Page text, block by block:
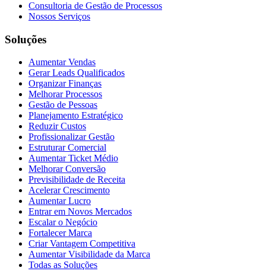
Consultoria de Gestão de Processos
Nossos Serviços
Soluções
Aumentar Vendas
Gerar Leads Qualificados
Organizar Finanças
Melhorar Processos
Gestão de Pessoas
Planejamento Estratégico
Reduzir Custos
Profissionalizar Gestão
Estruturar Comercial
Aumentar Ticket Médio
Melhorar Conversão
Previsibilidade de Receita
Acelerar Crescimento
Aumentar Lucro
Entrar em Novos Mercados
Escalar o Negócio
Fortalecer Marca
Criar Vantagem Competitiva
Aumentar Visibilidade da Marca
Todas as Soluções